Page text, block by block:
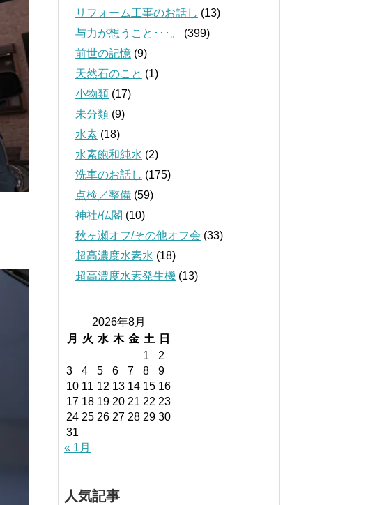
リフォーム工事のお話し (13)
与力が想うこと･･･。
(399)
前世の記憶 (9)
天然石のこと (1)
小物類 (17)
未分類 (9)
水素 (18)
水素飽和純水 (2)
洗車のお話し (175)
点検／整備 (59)
神社/仏閣 (10)
秋ヶ瀬オフ/その他オフ会 (33)
超高濃度水素水 (18)
超高濃度水素発生機 (13)
2026年8月
月
火 水 木 金 土
日
1
2
3
4 5 6 7 8
9
10 11 12 13 14 15 16
17 18 19 20 21 22 23
24 25 26 27 28 29 30
31
« 1月
人気記事